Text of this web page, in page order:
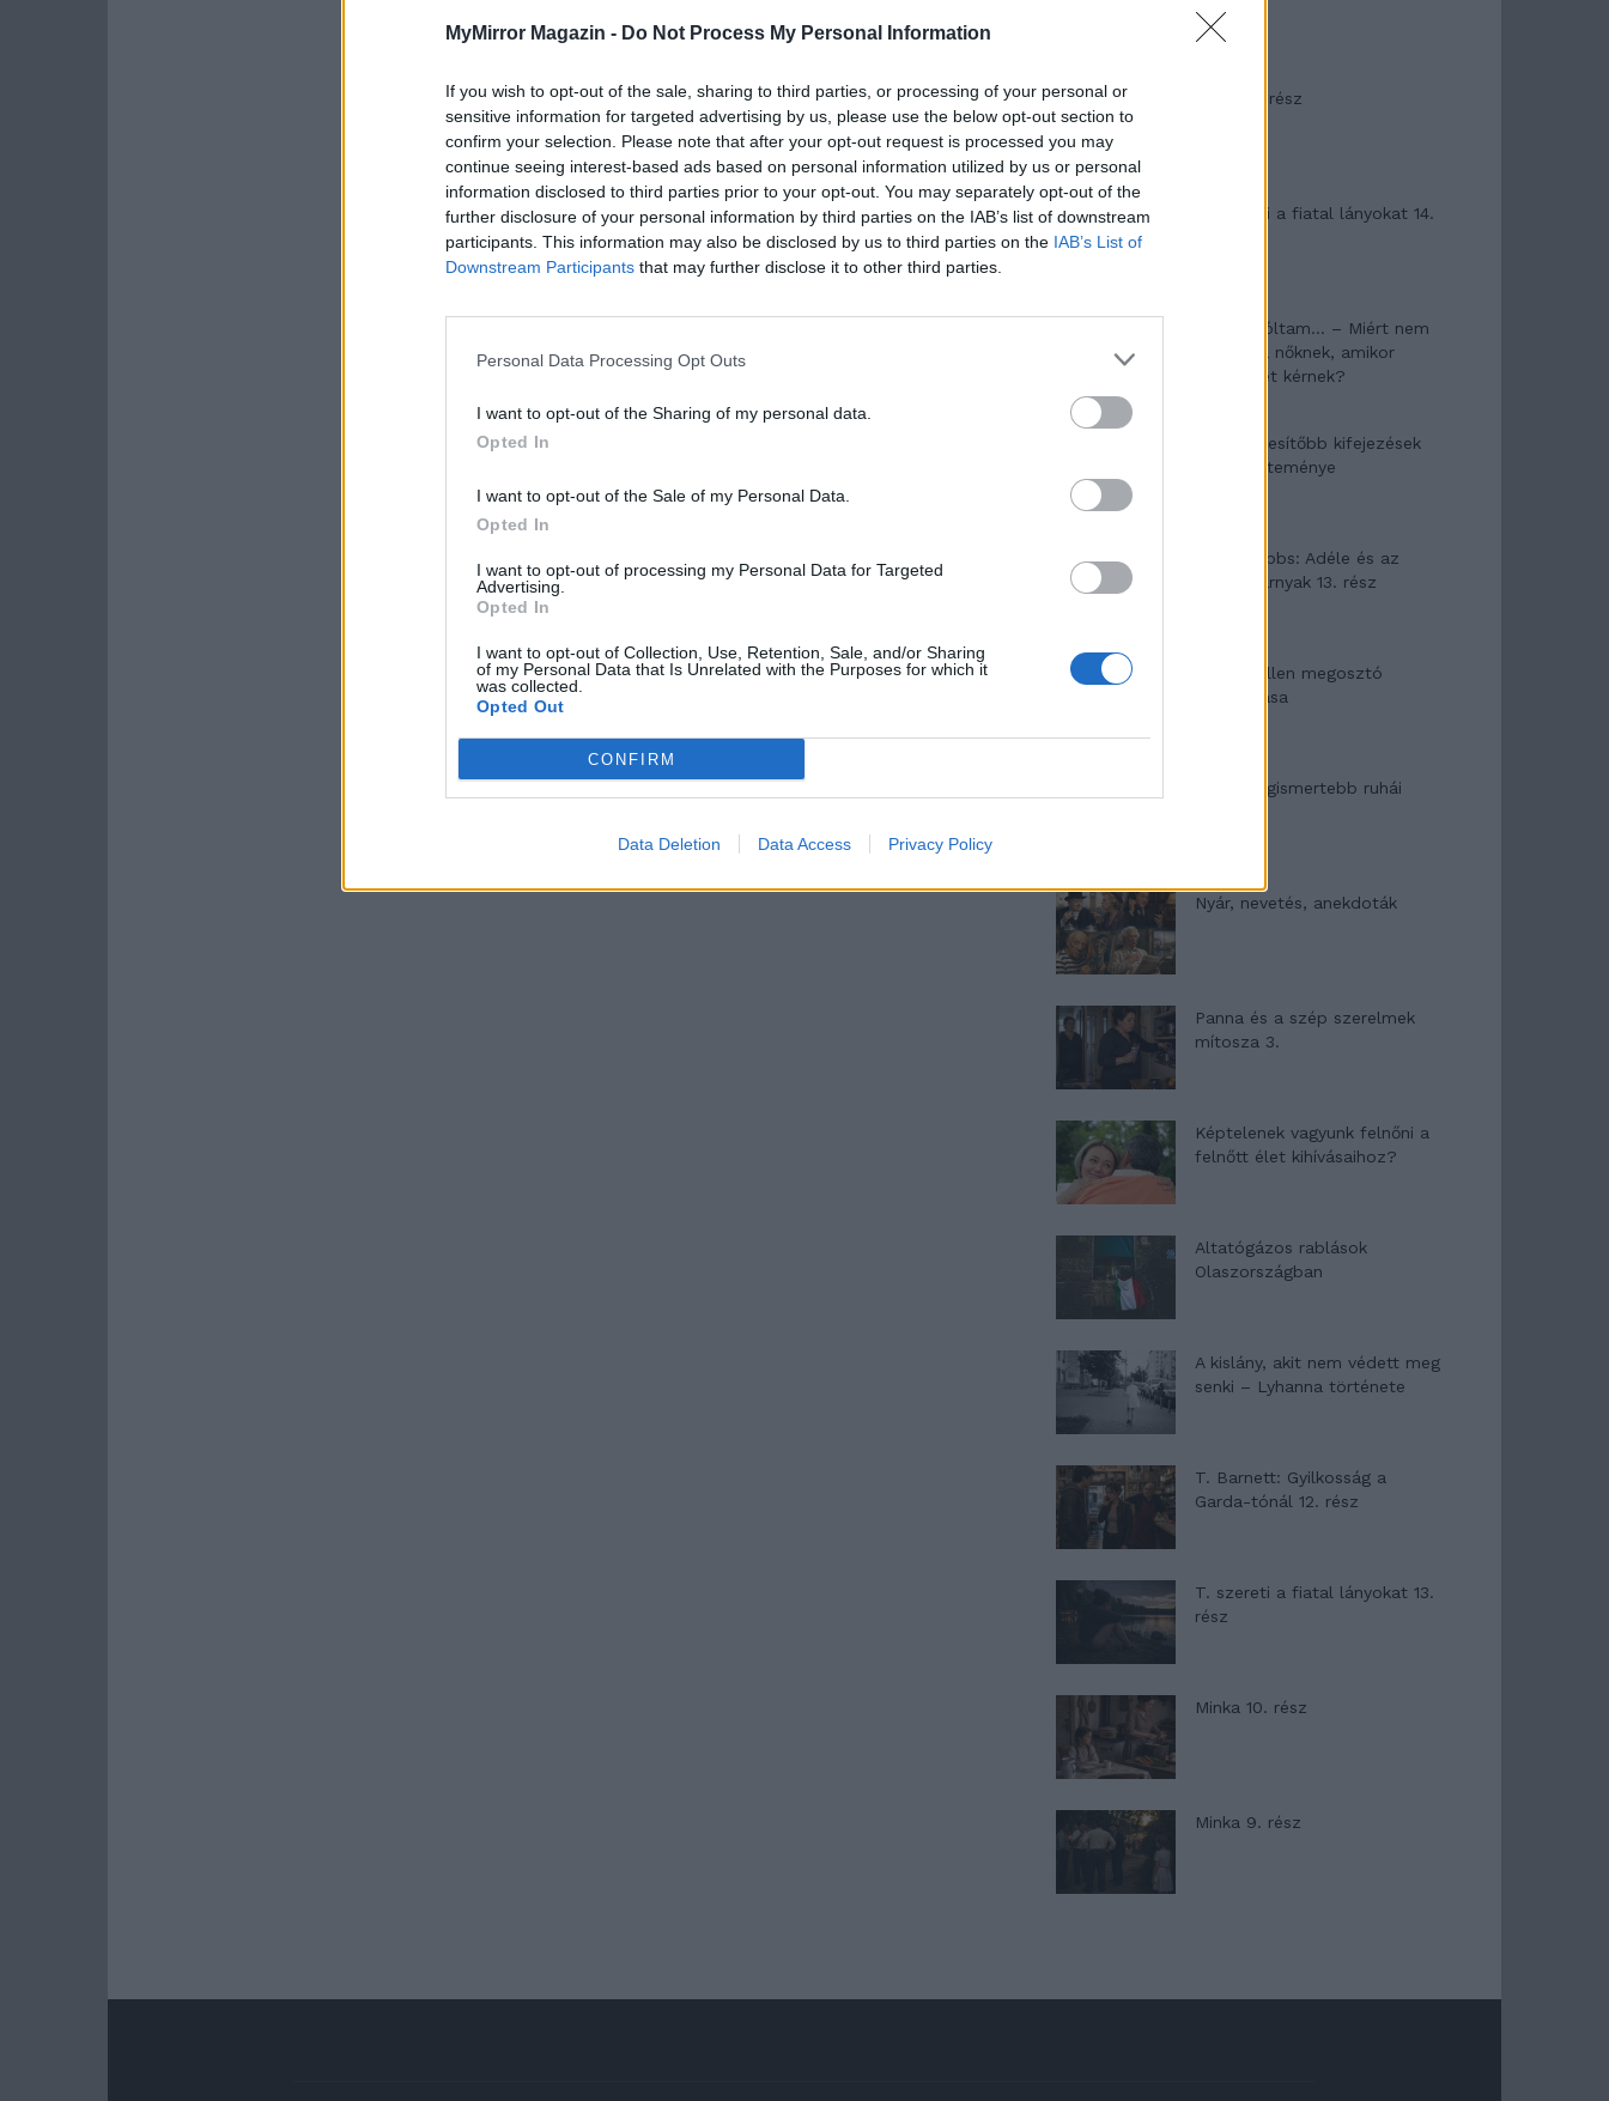
MyMirror Magazin - Do Not Process My Personal Information
If you wish to opt-out of the sale, sharing to third parties, or processing of your personal or
sensitive information for targeted advertising by us, please use the below opt-out section to
confirm your selection. Please note that after your opt-out request is processed you may
continue seeing interest-based ads based on personal information utilized by us or personal
information disclosed to third parties prior to your opt-out. You may separately opt-out of the
further disclosure of your personal information by third parties on the IAB’s list of downstream
participants. This information may also be disclosed by us to third parties on the IAB’s List of
Downstream Participants that may further disclose it to other third parties.
Personal Data Processing Opt Outs
I want to opt-out of the Sharing of my personal data.
Opted In
I want to opt-out of the Sale of my Personal Data.
Opted In
I want to opt-out of processing my Personal Data for Targeted
Advertising.
Opted In
I want to opt-out of Collection, Use, Retention, Sale, and/or Sharing
of my Personal Data that Is Unrelated with the Purposes for which it
was collected.
Opted Out
CONFIRM
Data Deletion Data Access Privacy Policy
Minka 11. rész
T. szereti a fiatal lányokat 14.
Pedig szóltam… – Miért nem
hiszünk a nőknek, amikor
segítséget kérnek?
A legidegesítőbb kifejezések
laza gyűjteménye
Elyna Robbs: Adéle és az
örökölt árnyak 13. rész
Woody Allen megosztó
zsenialitása
A világ legismertebb ruhái
Nyár, nevetés, anekdoták
Panna és a szép szerelmek
mítosza 3.
Képtelenek vagyunk felnőni a
felnőtt élet kihívásaihoz?
Altatógázos rablások
Olaszországban
A kislány, akit nem védett meg
senki – Lyhanna története
T. Barnett: Gyilkosság a
Garda-tónál 12. rész
T. szereti a fiatal lányokat 13.
rész
Minka 10. rész
Minka 9. rész